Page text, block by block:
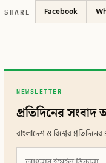
SHARE Facebook
NEWSLETTER
প্রতিদিনের
বাংলাদেশ ও বিশ্বের